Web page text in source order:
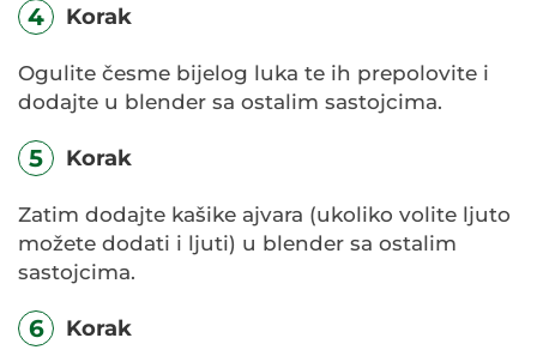
4 Korak
Ogulite česme bijelog luka te ih prepolovite i
dodajte u blender sa ostalim sastojcima.
5 Korak
Zatim dodajte kašike ajvara (ukoliko volite ljuto
možete dodati i ljuti) u blender sa ostalim
sastojcima.
6 Korak